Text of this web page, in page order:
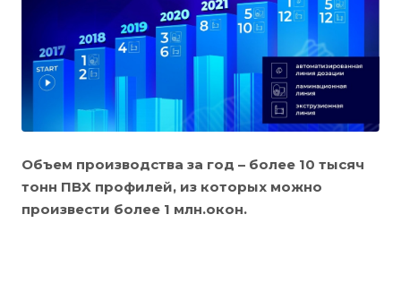
Объем производства за год – более 10 тысяч
тонн ПВХ профилей, из которых можно
произвести более 1 млн.окон.